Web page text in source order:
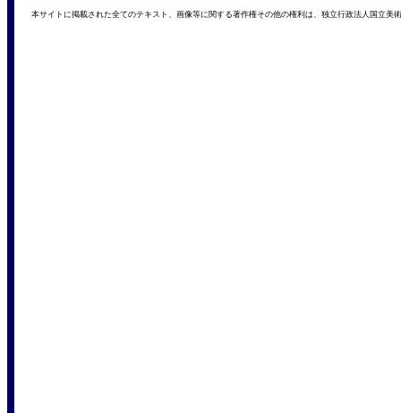
本サイトに掲載された全てのテキスト、画像等に関する著作権その他の権利は、独立行政法人国立